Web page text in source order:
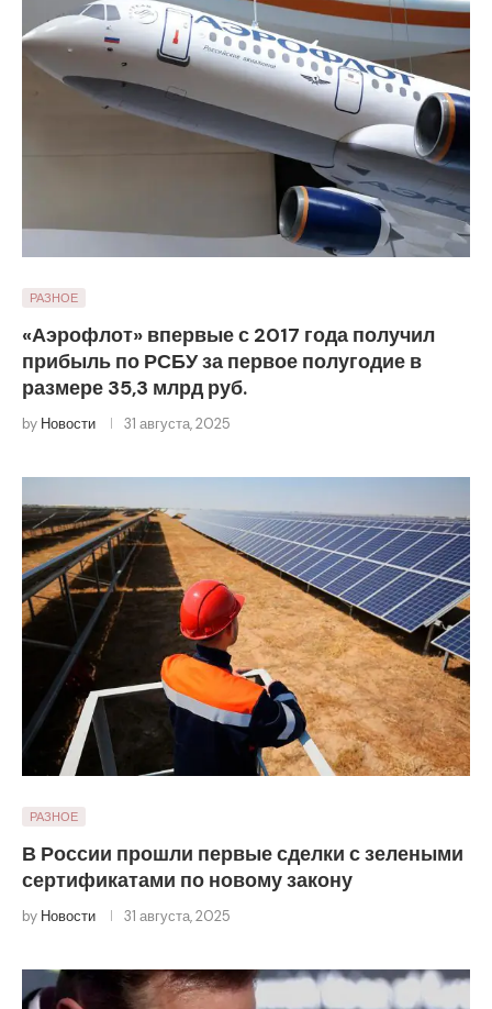
РАЗНОЕ
«Аэрофлот» впервые с 2017 года получил
прибыль по РСБУ за первое полугодие в
размере 35,3 млрд руб.
by Новости 31 августа, 2025
РАЗНОЕ
В России прошли первые сделки с зелеными
сертификатами по новому закону
by Новости 31 августа, 2025